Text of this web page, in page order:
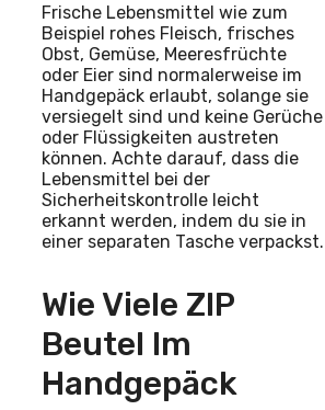
Frische Lebensmittel wie zum
Beispiel rohes Fleisch, frisches
Obst, Gemüse, Meeresfrüchte
oder Eier sind normalerweise im
Handgepäck erlaubt, solange sie
versiegelt sind und keine Gerüche
oder Flüssigkeiten austreten
können. Achte darauf, dass die
Lebensmittel bei der
Sicherheitskontrolle leicht
erkannt werden, indem du sie in
einer separaten Tasche verpackst.
Wie Viele ZIP
Beutel Im
Handgepäck